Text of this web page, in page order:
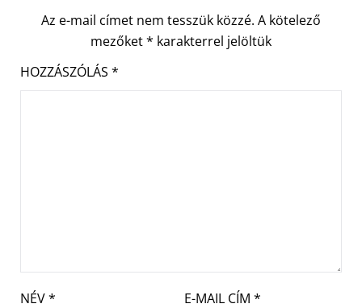
Az e-mail címet nem tesszük közzé. A kötelező
mezőket* karakterrel jelöltük
HOZZÁSZÓLÁS *
NÉV* E-MAIL CÍM *